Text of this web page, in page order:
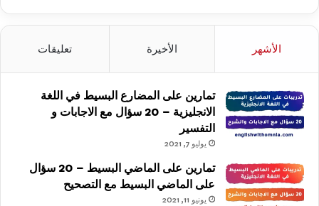
الأشهر الأخيرة تعليقات
تمارين على المضارع البسيط في اللغة
الانجليزية – 20 سؤال مع الاجابات و
التفسير
يوليو 7, 2021
تمارين على الماضي البسيط – 20 سؤال
على الماضي البسيط مع التصحيح
يونيو 11, 2021